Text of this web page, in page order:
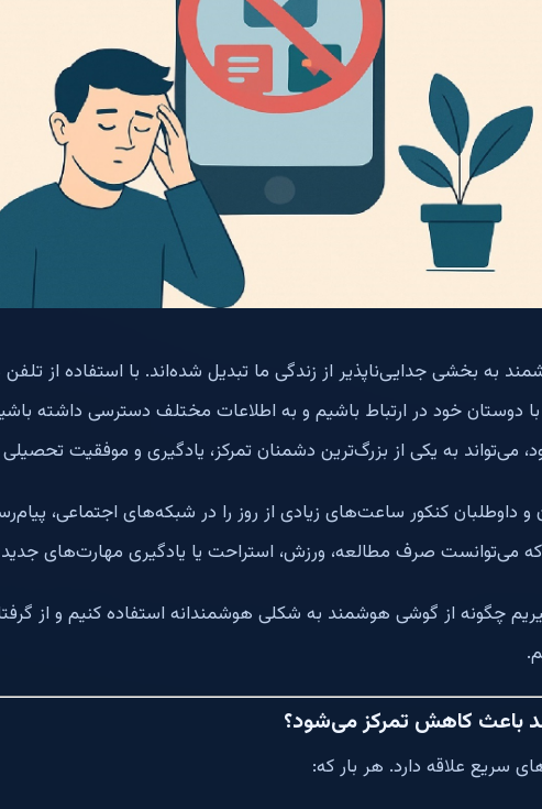
به بخشی جدایی‌ناپذیر از زندگی ما تبدیل شده‌اند. با استفاده از
با دوستان خود در ارتباط باشیم و به اطلاعات مختلف دسترسی داشته
می‌تواند به یکی از بزرگ‌ترین دشمنان تمرکز، یادگیری و موفقیت
و داوطلبان کنکور ساعت‌های زیادی از روز را در شبکه‌های اجتماعی،
که می‌توانست صرف مطالعه، ورزش، استراحت یا یادگیری مهارت‌های
چگونه از گوشی هوشمند به شکلی هوشمندانه استفاده کنیم و از
باعث کاهش تمرکز می‌شود؟
سریع علاقه دارد. هر بار که: